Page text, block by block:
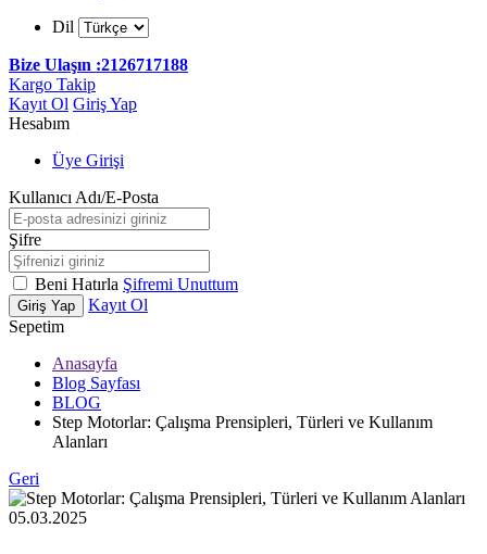
Dil
Bize Ulaşın :2126717188
Kargo Takip
Kayıt Ol Giriş Yap
Hesabım
Üye Girişi
Kullanıcı Adı/E-Posta
Şifre
Beni Hatırla Şifremi Unuttum
Giriş Yap
Kayıt Ol
Sepetim
Anasayfa
Blog Sayfası
BLOG
Step Motorlar: Çalışma Prensipleri, Türleri ve Kullanım
Alanları
Geri
05.03.2025